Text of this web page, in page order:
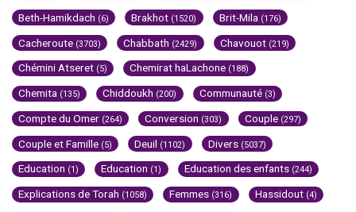
Beth-Hamikdach (6) Brakhot (1520) Brit-Mila (176)
Cacheroute (3703) Chabbath (2429) Chavouot (219)
Chémini Atseret (5) Chemirat haLachone (188)
Chemita (135) Chiddoukh (200) Communauté (3)
Compte du Omer (264) Conversion (303) Couple (297)
Couple et Famille (5) Deuil (1102) Divers (5037)
Education (1) Education (1) Education des enfants (244)
Explications de Torah (1058) Femmes (316) Hassidout (4)